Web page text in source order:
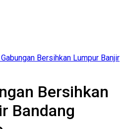
Bersihkan Lumpur Banjir
Bersihkan
Bandang